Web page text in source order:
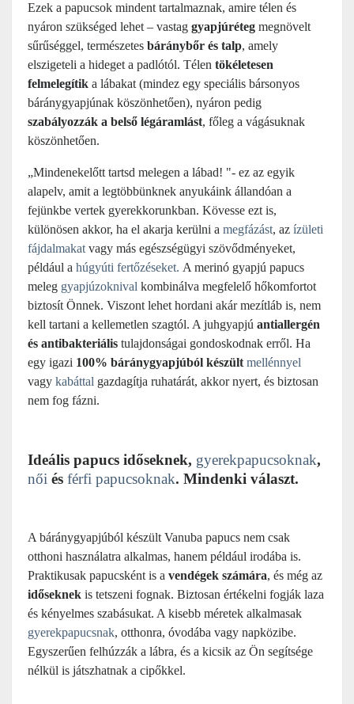
Ezek a papucsok mindent tartalmaznak, amire télen és
nyáron szükséged lehet – vastag gyapjúréteg megnövelt
sűrűséggel, természetes báránybőr és talp, amely
elszigeteli a hideget a padlótól. Télen tökéletesen
felmelegítik a lábakat (mindez egy speciális bársonyos
báránygyapjúnak köszönhetően), nyáron pedig
szabályozzák a belső légáramlást, főleg a vágásuknak
köszönhetően.
„Mindenekelőtt tartsd melegen a lábad! "- ez az egyik
alapelv, amit a legtöbbünknek anyukáink állandóan a
fejünkbe vertek gyerekkorunkban. Kövesse ezt is,
különösen akkor, ha el akarja kerülni a megfázást, az ízületi
fájdalmakat vagy más egészségügyi szövődményeket,
például a húgyúti fertőzéseket. A merinó gyapjú papucs
meleg gyapjúzoknival kombinálva megfelelő hőkomfortot
biztosít Önnek. Viszont lehet hordani akár mezítláb is, nem
kell tartani a kellemetlen szagtól. A juhgyapjú antiallergén
és antibakteriális tulajdonságai gondoskodnak erről. Ha
egy igazi 100% báránygyapjúból készült mellénnyel
vagy kabáttal gazdagítja ruhatárát, akkor nyert, és biztosan
nem fog fázni.
Ideális papucs időseknek, gyerekpapucsoknak,
női és férfi papucsoknak. Mindenki választ.
A báránygyapjúból készült Vanuba papucs nem csak
otthoni használatra alkalmas, hanem például irodába is.
Praktikusak papucsként is a vendégek számára, és még az
időseknek is tetszeni fognak. Biztosan értékelni fogják laza
és kényelmes szabásukat. A kisebb méretek alkalmasak
gyerekpapucsnak, otthonra, óvodába vagy napközibe.
Egyszerűen felhúzzák a lábra, és a kicsik az Ön segítsége
nélkül is játszhatnak a cipőkkel.